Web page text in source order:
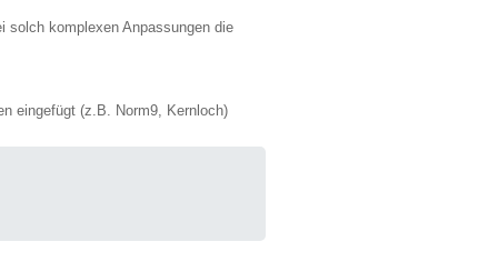
solch komplexen Anpassungen die
eingefügt (z.B. Norm9, Kernloch)